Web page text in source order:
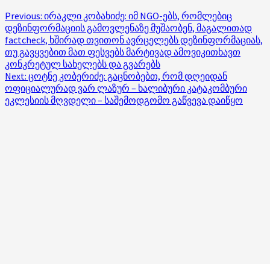
Post
navigation
Previous: ირაკლი კობახიძე: იმ NGO-ებს, რომლებიც
დეზინფორმაციის გამოვლენაზე მუშაობენ, მაგალითად
factcheck, ხშირად თვითონ ავრცელებს დეზინფორმაციას,
თუ გავყვებით მათ ფესვებს მარტივად ამოვიკითხავთ
კონკრეტულ სახელებს და გვარებს
Next: ცოტნე კობერიძე: გაცნობებთ, რომ დღეიდან
ოფიციალურად ვარ ლაზურ – ხალიბური კატაკომბური
ეკლესიის მღვდელი – საშემოდგომო გაწვევა დაიწყო